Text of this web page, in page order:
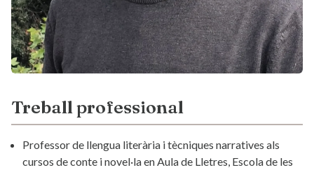
Treball professional
Professor de llengua literària i tècniques narratives als
cursos de conte i novel·la en Aula de Lletres, Escola de les